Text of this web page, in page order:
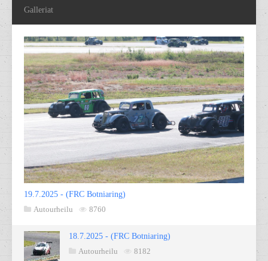
Galleriat
19.7.2025 - (FRC Botniaring)
Autourheilu
8760
18.7.2025 - (FRC Botniaring)
Autourheilu
8182